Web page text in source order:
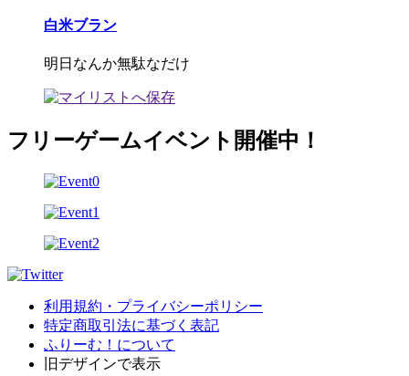
白米ブラン
明日なんか無駄なだけ
フリーゲームイベント開催中！
利用規約・プライバシーポリシー
特定商取引法に基づく表記
ふりーむ！について
旧デザインで表示